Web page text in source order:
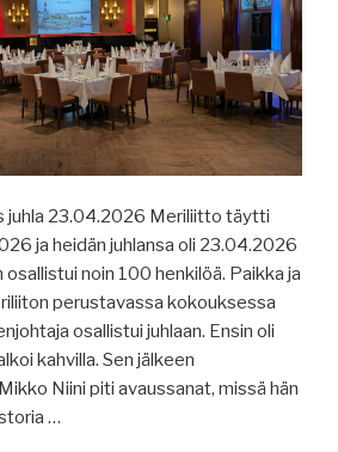
juhla 23.04.2026 Meriliitto täytti
ja heidän juhlansa oli 23.04.2026
osallistui noin 100 henkilöä. Paikka ja
perustavassa kokouksessa
osallistui juhlaan. Ensin oli
kahvilla. Sen jälkeen
Niini piti avaussanat, missä hän
…